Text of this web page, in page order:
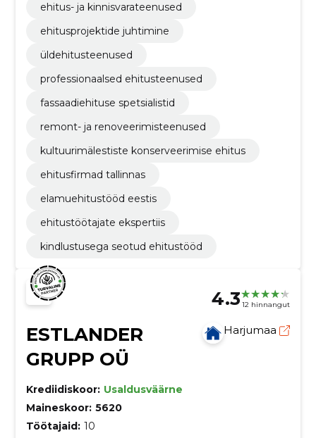
ehitus- ja kinnisvarateenused
ehitusprojektide juhtimine
üldehitusteenused
professionaalsed ehitusteenused
fassaadiehituse spetsialistid
remont- ja renoveerimisteenused
kultuurimälestiste konserveerimise ehitus
ehitusfirmad tallinnas
elamuehitustööd eestis
ehitustöötajate ekspertiis
kindlustusega seotud ehitustööd
4.3 12 hinnangut
ESTLANDER
GRUPP OÜ
Harjumaa
Krediidiskoor: Usaldusväärne
Maineskoor: 5620
Töötajaid: 10